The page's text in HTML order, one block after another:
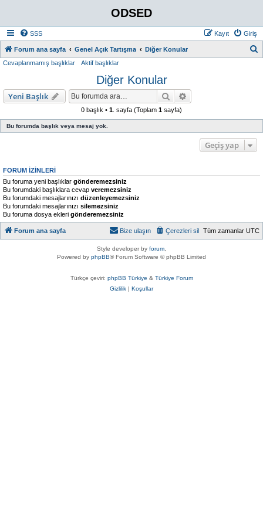
ODSED
SSS Giriş
Kayıt
Forum ana sayfa Genel Açık Tartışma Diğer Konular
Cevaplanmamış başlıklar Aktif başlıklar
Diğer Konular
Yeni Başlık Ara
0 başlık • 1 . sayfa (Toplam 1 sayfa)
Bu forumda başlık veya mesaj yok.
Geçiş yap
FORUM IZINLERI
Bu foruma yeni başlıklar gönderemezsiniz
Bu forumdaki başlıklara cevap veremezsiniz
Bu forumdaki mesajlarınızı düzenleyemezsiniz
Bu forumdaki mesajlarınızı silemezsiniz
Bu foruma dosya ekleri gönderemezsiniz
Forum ana sayfa Tüm zamanlar UTC
Çerezleri sil
Bize ulaşın
Style developer by forum
Powered by phpBB® Forum Software © phpBB Limited
Türkçe çeviri: phpBB Türkiye & Türkiye Forum
Gizlilik | Koşullar